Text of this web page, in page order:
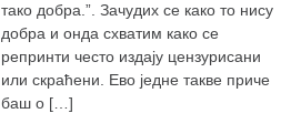
тако добра.”. Зачудих се како то нису
добра и онда схватим како се
репринти често издају цензурисани
или скраћени. Ево једне такве приче
баш о […]